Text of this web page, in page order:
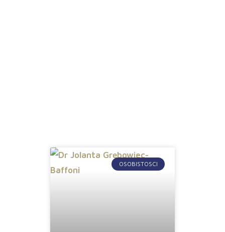
OSOBISTOSCI